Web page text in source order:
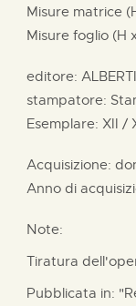
Misure matrice
Misure foglio (H
editore:
stampatore:
Esemplare: XII /
Acquisizione:
Anno di
Note:
Tiratura
Pubblicata in: